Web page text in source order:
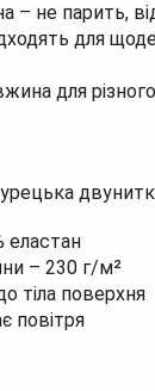
– не парить,
для
для
еластан
– 230 г/м²
тіла поверхня
повітря